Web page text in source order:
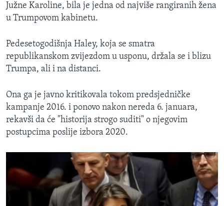
Južne Karoline, bila je jedna od najviše rangiranih žena
u Trumpovom kabinetu.
Pedesetogodišnja Haley, koja se smatra
republikanskom zvijezdom u usponu, držala se i blizu
Trumpa, ali i na distanci.
Ona ga je javno kritikovala tokom predsjedničke
kampanje 2016. i ponovo nakon nereda 6. januara,
rekavši da će "historija strogo suditi" o njegovim
postupcima poslije izbora 2020.